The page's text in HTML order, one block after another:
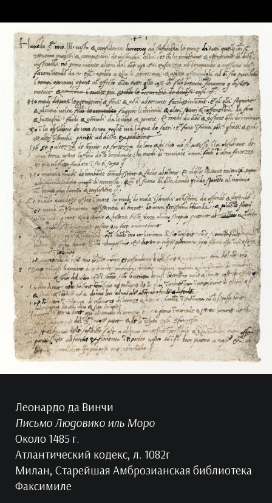
Леонардо да Винчи
Письмо Людовико иль Моро
Около 1485 г.
Атлантический кодекс, л. 1082r
Милан, Старейшая Амброзианская библиотека
Факсимиле